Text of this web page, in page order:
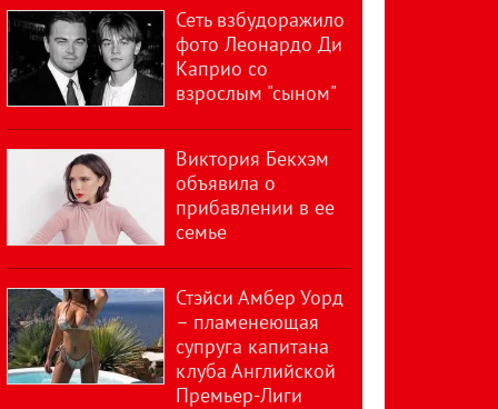
Сеть взбудоражило
фото Леонардо Ди
Каприо со
взрослым "сыном"
Виктория Бекхэм
объявила о
прибавлении в ее
семье
Стэйси Амбер Уорд
– пламенеющая
супруга капитана
клуба Английской
Премьер-Лиги